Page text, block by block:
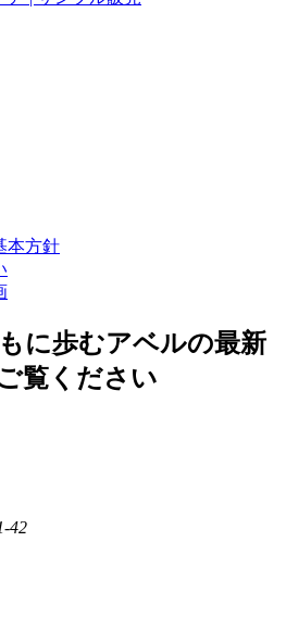
本方針
に歩むアベルの最新
覧ください
42